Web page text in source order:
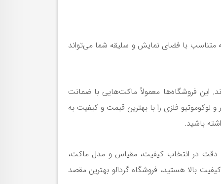
با فضای نمایش و سلیقه شما می‌تواند
این فروشگاه‌ها معمولاً ماکت‌هایی با ضمانت
فلزی را با بهترین قیمت و کیفیت به
باشید.
دقت در انتخاب کیفیت، مقیاس و مدل ماکت،
بالا هستید، فروشگاه گردالو بهترین مقصد